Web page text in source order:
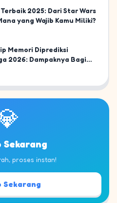
2025: Dari Star Wars
yang Wajib Kamu Miliki?
Memori Diprediksi
2026: Dampaknya Bagi
Indonesia!
Sekarang
proses instan!
Sekarang